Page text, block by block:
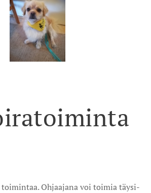
toimintaa. Ohjaajana voi toimia täysi-